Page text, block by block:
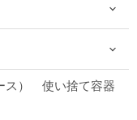
ス） 使い捨て容器